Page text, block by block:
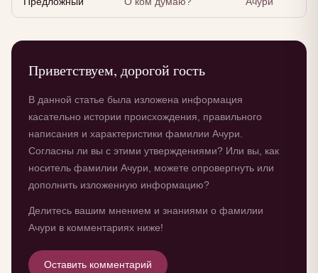
Приветствуем, дорогой гость
В данной статье была изложена информация
касательно истории происхождения, правильного
написания и характеристики фамилии Ачури.
Согласны ли вы с этими утверждениями? Или вы, как
носитель фамилии Ачури, можете опровергнуть или
дополнить изложенную информацию?
Делитесь вашим мнением и знаниями о фамилии
Ачури в комментариях ниже!
Оставить комментарий